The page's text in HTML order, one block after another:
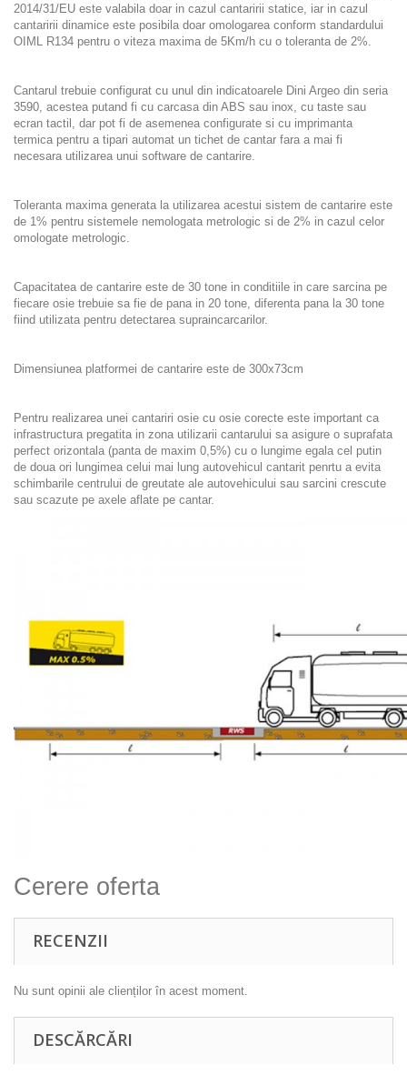
2014/31/EU este valabila doar in cazul cantaririi statice, iar in cazul
cantaririi dinamice este posibila doar omologarea conform standardului
OIML R134 pentru o viteza maxima de 5Km/h cu o toleranta de 2%.
Cantarul trebuie configurat cu unul din indicatoarele Dini Argeo din seria
3590, acestea putand fi cu carcasa din ABS sau inox, cu taste sau
ecran tactil, dar pot fi de asemenea configurate si cu imprimanta
termica pentru a tipari automat un tichet de cantar fara a mai fi
necesara utilizarea unui software de cantarire.
Toleranta maxima generata la utilizarea acestui sistem de cantarire este
de 1% pentru sistemele nemologata metrologic si de 2% in cazul celor
omologate metrologic.
Capacitatea de cantarire este de 30 tone in conditiile in care sarcina pe
fiecare osie trebuie sa fie de pana in 20 tone, diferenta pana la 30 tone
fiind utilizata pentru detectarea supraincarcarilor.
Dimensiunea platformei de cantarire este de 300x73cm
Pentru realizarea unei cantariri osie cu osie corecte este important ca
infrastructura pregatita in zona utilizarii cantarului sa asigure o suprafata
perfect orizontala (panta de maxim 0,5%) cu o lungime egala cel putin
de doua ori lungimea celui mai lung autovehicul cantarit penrtu a evita
schimbarile centrului de greutate ale autovehicului sau sarcini crescute
sau scazute pe axele aflate pe cantar.
Cerere oferta
RECENZII
Nu sunt opinii ale clienților în acest moment.
DESCĂRCĂRI